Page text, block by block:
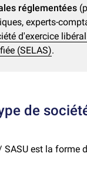
réglementées
experts-
d'exercice
(SELAS).
de
SASU est la forme